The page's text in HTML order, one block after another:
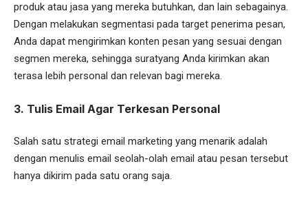
produk atau jasa yang mereka butuhkan, dan lain sebagainya.
Dengan melakukan segmentasi pada target penerima pesan,
Anda dapat mengirimkan konten pesan yang sesuai dengan
segmen mereka, sehingga suratyang Anda kirimkan akan
terasa lebih personal dan relevan bagi mereka.
3. Tulis Email Agar Terkesan Personal
Salah satu strategi email marketing yang menarik adalah
dengan menulis email seolah-olah email atau pesan tersebut
hanya dikirim pada satu orang saja.